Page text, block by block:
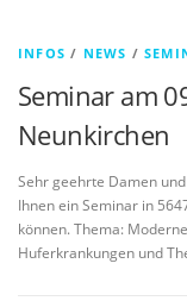
INFOS / NEWS /
Seminar am
Neunkirchen
Sehr geehrte Damen
Ihnen ein Seminar in
können. Thema:
Huferkrankungen und